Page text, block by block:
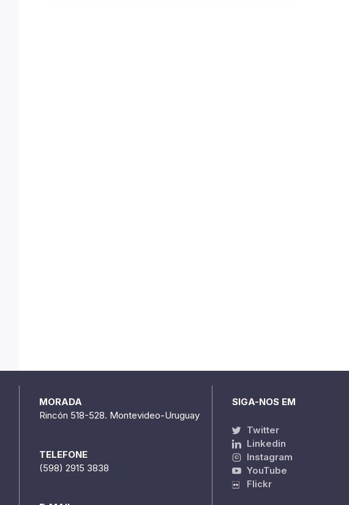
MORADA
Rincón 518-528. Montevideo-Uruguay
TELEFONE
(598) 2915 3838
SIGA-NOS EM
Twitter
Linkedin
Instagram
YouTube
Flickr